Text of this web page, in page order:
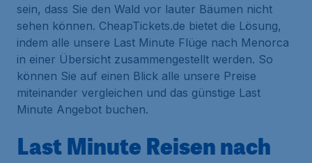
sein, dass Sie den Wald vor lauter Bäumen nicht
sehen können. CheapTickets.de bietet die Lösung,
indem alle unsere Last Minute Flüge nach Menorca
in einer Übersicht zusammengestellt werden. So
können Sie auf einen Blick alle unsere Preise
miteinander vergleichen und das günstige Last
Minute Angebot buchen.
Last Minute Reisen nach